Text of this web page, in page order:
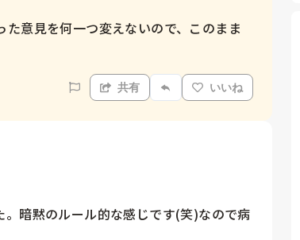
意見を何一つ変えないので、このまま
共有 いいね
暗黙のルール的な感じです(笑)なので病